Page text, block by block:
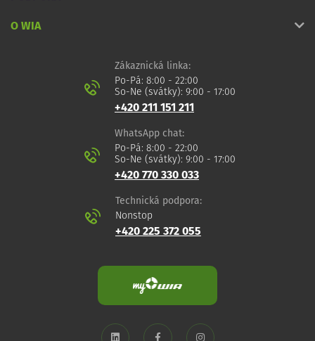
O WIA
Zákaznická linka:
Po-Pá: 8:00 - 22:00
So-Ne (svátky): 9:00 - 17:00
+420 211 151 211
WhatsApp chat:
Po-Pá: 8:00 - 22:00
So-Ne (svátky): 9:00 - 17:00
+420 770 330 033
Technická podpora:
Nonstop
+420 225 372 055